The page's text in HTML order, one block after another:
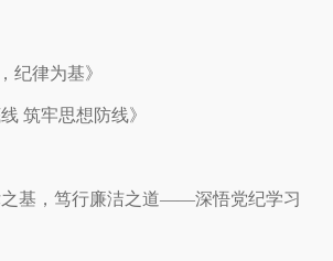
纪律为基》
筑牢思想防线》
基，笃行廉洁之道——深悟党纪学习